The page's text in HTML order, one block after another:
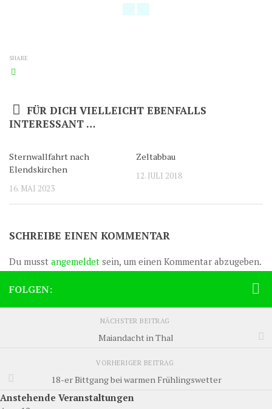
SHARE
FÜR DICH VIELLEICHT EBENFALLS
INTERESSANT …
Sternwallfahrt nach
Elendskirchen
16. MAI 2023
Zeltabbau
12. JULI 2018
SCHREIBE EINEN KOMMENTAR
Du musst angemeldet sein, um einen Kommentar abzugeben.
FOLGEN:
NÄCHSTER BEITRAG
Maiandacht in Thal
VORHERIGER BEITRAG
18-er Bittgang bei warmen Frühlingswetter
Anstehende Veranstaltungen